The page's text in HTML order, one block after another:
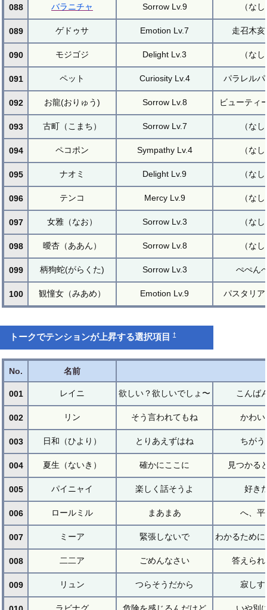
088 バラニチャ Sorrow Lv.9 （な
089 ゲドゥサ Emotion Lv.7 走召木
090 モジゴジ Delight Lv.3 （な
091 ペット Curiosity Lv.4 パラレル
092 お龍(おりゅう) Sorrow Lv.8 ビューティ
093 古町（こまち） Sorrow Lv.7 （な
094 ペコポン Sympathy Lv.4 （な
095 ナオミ Delight Lv.9 （な
096 テンコ Mercy Lv.9 （な
097 女雅（なお） Sorrow Lv.3 （な
098 曖杏（ああん） Sorrow Lv.8 （な
099 柄狗蛇(がらくた) Sorrow Lv.3 ぺぺん
100 観憧女（みあめ） Emotion Lv.9 パスタリ
トークでテンションが上昇する選択項目†
No. 名前
001 レイニ 欲しい？欲しいでしょ〜 こんば
002 リン そう言われてもね かわい
003 日和（ひより） とりあえずはね ちが
004 夏生（ないき） 確かにここに 見つかる
005 パイニャイ 楽しく話そうよ 好き
006 ロールミル まあまあ へ、平
007 ミーア 緊張しないで わかるため
008 二二ア ごめんなさい 答えら
009 リュン つらそうだから 寂し
ラビナグ 危険を感じるんだけど いや